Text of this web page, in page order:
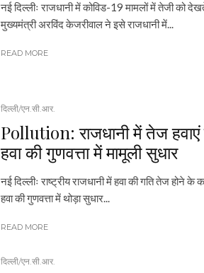
नई दिल्लीः राजधानी में कोविड-19 मामलों में तेजी को
मुख्यमंत्री अरविंद केजरीवाल ने इसे राजधानी में...
READ MORE
दिल्ली/एन.सी.आर.
Pollution: राजधानी में तेज
हवा की गुणवत्ता में मामूली सुधार
नई दिल्लीः राष्ट्रीय राजधानी में हवा की गति तेज होने के
हवा की गुणवत्ता में थोड़ा सुधार...
READ MORE
दिल्ली/एन.सी.आर.